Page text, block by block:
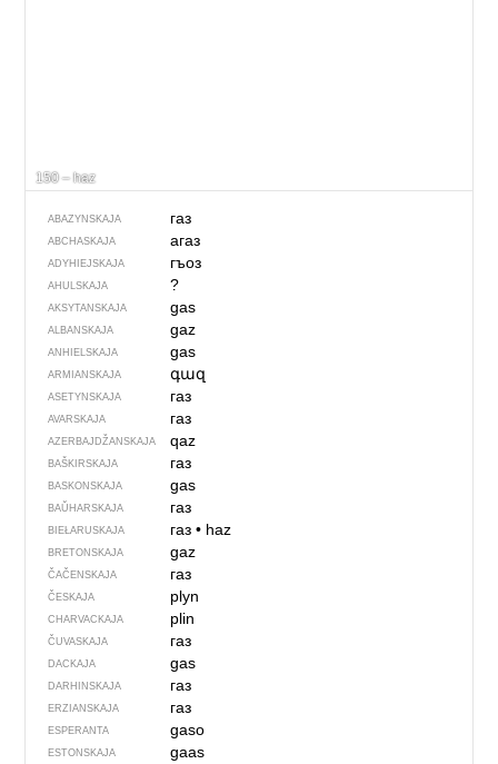
150 – haz
ABAZYNSKAJA газ
ABCHASKAJA агаз
ADYHIEJSKAJA гъоз
AHULSKAJA ?
AKSYTANSKAJA gas
ALBANSKAJA gaz
ANHIELSKAJA gas
ARMIANSKAJA գազ
ASETYNSKAJA газ
AVARSKAJA газ
AZERBAJDŽAN­SKAJA qaz
BAŠKIRSKAJA газ
BASKONSKAJA gas
BAŬHARSKAJA газ
BIEŁARUSKAJA газ• haz
BRETONSKAJA gaz
ČAČENSKAJA газ
ČESKAJA plyn
CHARVACKAJA plin
ČUVASKAJA газ
DACKAJA gas
DARHINSKAJA газ
ERZIANSKAJA газ
ESPERANTA gaso
ESTONSKAJA gaas